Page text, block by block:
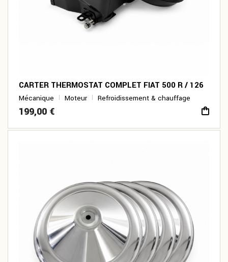
CARTER THERMOSTAT COMPLET FIAT 500 R / 126
Mécanique Moteur Refroidissement & chauffage
199,00 €